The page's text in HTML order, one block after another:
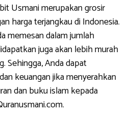
Usmani merupakan grosir
harga terjangkau di Indonesia.
memesan dalam jumlah
juga akan lebih murah
Sehingga, Anda dapat
keuangan jika menyerahkan
dan buku islam kepada